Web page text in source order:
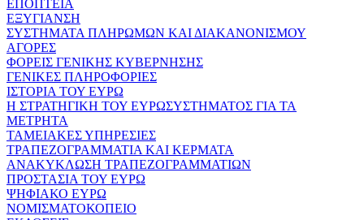
ΕΠΟΠΤΕΙΑ
ΕΞΥΓΙΑΝΣΗ
ΣΥΣΤΗΜΑΤΑ ΠΛΗΡΩΜΩΝ ΚΑΙ ΔΙΑΚΑΝΟΝΙΣΜΟΥ
ΑΓΟΡΕΣ
ΦΟΡΕΙΣ ΓΕΝΙΚΗΣ ΚΥΒΕΡΝΗΣΗΣ
ΓΕΝΙΚΕΣ ΠΛΗΡΟΦΟΡΙΕΣ
ΙΣΤΟΡΙΑ ΤΟΥ ΕΥΡΩ
Η ΣΤΡΑΤΗΓΙΚΗ ΤΟΥ ΕΥΡΩΣΥΣΤΗΜΑΤΟΣ ΓΙΑ ΤΑ
ΜΕΤΡΗΤΑ
ΤΑΜΕΙΑΚΕΣ ΥΠΗΡΕΣΙΕΣ
ΤΡΑΠΕΖΟΓΡΑΜΜΑΤΙΑ ΚΑΙ ΚΕΡΜΑΤΑ
ΑΝΑΚΥΚΛΩΣΗ ΤΡΑΠΕΖΟΓΡΑΜΜΑΤΙΩΝ
ΠΡΟΣΤΑΣΙΑ ΤΟΥ ΕΥΡΩ
ΨΗΦΙΑΚΟ ΕΥΡΩ
ΝΟΜΙΣΜΑΤΟΚΟΠΕΙΟ